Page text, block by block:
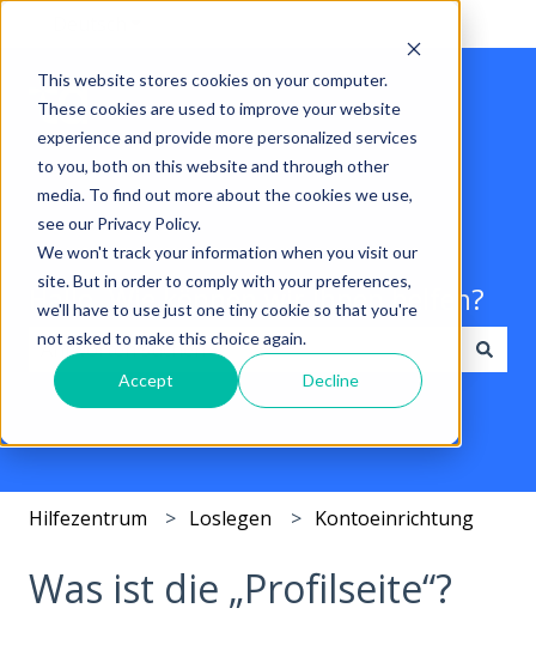
This website stores cookies on your computer.
These cookies are used to improve your website
experience and provide more personalized services
to you, both on this website and through other
media. To find out more about the cookies we use,
see our Privacy Policy.
We won't track your information when you visit our
site. But in order to comply with your preferences,
we'll have to use just one tiny cookie so that you're
not asked to make this choice again.
Accept Decline
Hallo. Wie können wir Ihnen helfen?
Es gibt keine Vorschläge, da das Suchfeld leer ist.
Hilfezentrum Loslegen Kontoeinrichtung
Was ist die „Profilseite“?